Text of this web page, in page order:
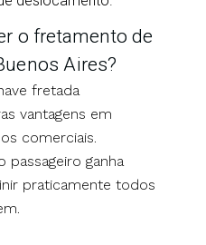
o fretamento de
Aires?
fretada
vantagens em
comerciais.
ganha
praticamente todos